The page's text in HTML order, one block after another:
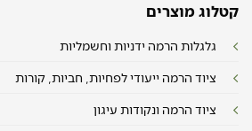
קטלוג מוצרים
גלגלות הרמה ידניות וחשמליות
ציוד הרמה ייעודי לפחיות, חביות, קורות
ציוד הרמה ונקודות עיגון